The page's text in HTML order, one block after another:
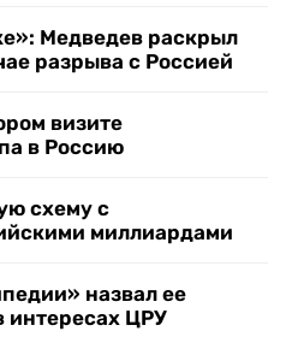
Медведев раскрыл
разрыва с Россией
визите
в Россию
схему с
миллиардами
назвал ее
интересах ЦРУ